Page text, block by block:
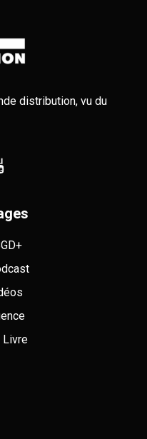
distribution, vu du
Livre